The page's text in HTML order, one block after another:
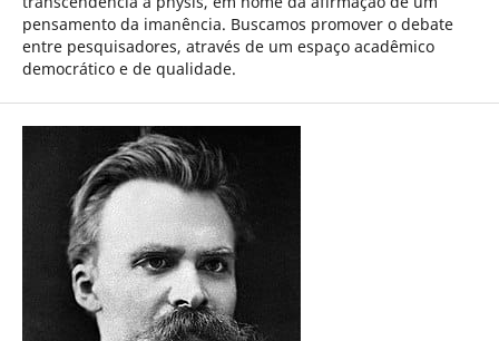
pensamento da imanência. Buscamos promover o debate
entre pesquisadores, através de um espaço acadêmico
democrático e de qualidade.